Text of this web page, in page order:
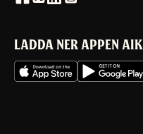
LADDA NER APPEN